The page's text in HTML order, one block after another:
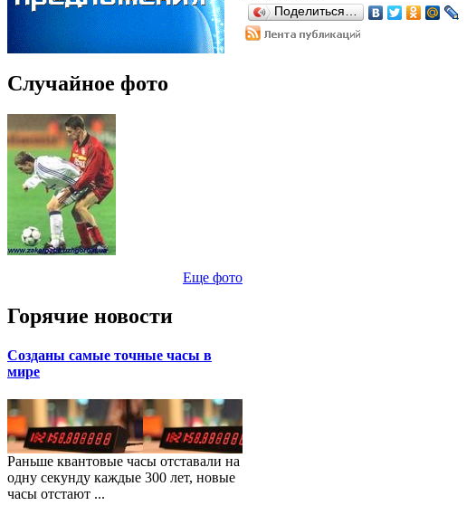
Случайное фото
Еще фото
Горячие новости
Созданы самые точные часы в
мире
Раньше квантовые часы отставали на
одну секунду каждые 300 лет, новые
часы отстают ...
Поделиться…